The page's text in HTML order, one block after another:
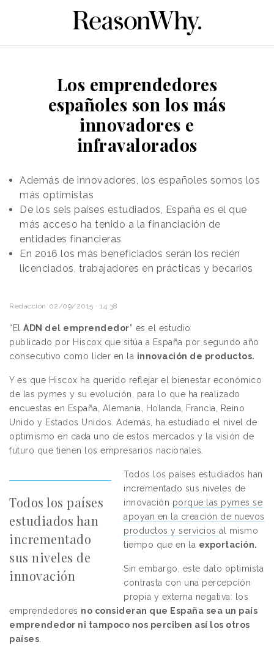
Los emprendedores
españoles son los más
innovadores e
infravalorados
Además de innovadores, los españoles somos los
más optimistas
De los seis países estudiados, España es el que
más acceso ha tenido a la financiación de
entidades financieras
En 2016 los más beneficiados serán los recién
licenciados, trabajadores en prácticas y becarios
Redacción 02/09/2015 · 14:38
“El ADN del emprendedor” es el estudio
publicado por Hiscox que sitúa a España por segundo año
consecutivo como líder en la innovación de productos.
Y es que Hiscox ha querido reflejar el bienestar económico
de las pymes y su evolución, para lo que ha realizado
encuestas en España, Alemania, Holanda, Francia, Reino
Unido y Estados Unidos. Además, ha estudiado el nivel de
optimismo en cada uno de estos mercados y la visión de
futuro que tienen los empresarios nacionales.
Todos los países
estudiados han
incrementado
sus niveles de
innovación
Todos los países estudiados han
incrementado sus niveles de
innovación porque las pymes se
apoyan en la creación de nuevos
productos y serviciosal mismo
tiempo que en la exportación.
Sin embargo, este dato optimista
contrasta con una percepción
propia y externa negativa: los
emprendedores no consideran que España sea un país
emprendedor ni tampoco nos perciben así los otros
países